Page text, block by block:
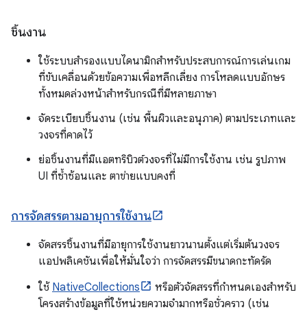
ชิ้นงาน
ใช้ระบบสำรองแบบไดนามิกสำหรับประสบการณ์การเล่นเกม
ที่ขับเคลื่อนด้วยข้อความเพื่อหลีกเลี่ยง การโหลดแบบอักษร
ทั้งหมดล่วงหน้าสำหรับกรณีที่มีหลายภาษา
จัดระเบียบชิ้นงาน (เช่น พื้นผิวและอนุภาค) ตามประเภทและ
วงจรที่คาดไว้
ย่อชิ้นงานที่มีแอตทริบิวต์วงจรที่ไม่มีการใช้งาน เช่น รูปภาพ
UI ที่ซ้ำซ้อนและ ตาข่ายแบบคงที่
การจัดสรรตามอายุการใช้งาน
จัดสรรชิ้นงานที่มีอายุการใช้งานยาวนานตั้งแต่เริ่มต้นวงจร
แอปพลิเคชันเพื่อให้มั่นใจว่า การจัดสรรมีขนาดกะทัดรัด
ใช้ NativeCollections
หรือตัวจัดสรรที่กำหนดเองสำหรับ
โครงสร้างข้อมูลที่ใช้หน่วยความจำมากหรือชั่วคราว (เช่น